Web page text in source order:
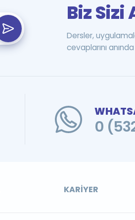
Biz Sizi
Dersler,
cevaplarını anında
0
KARIYER